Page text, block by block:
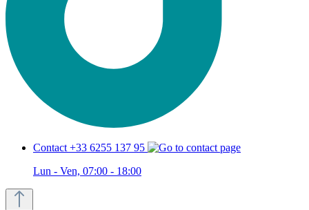
Contact +33 6255 137 95
Lun - Ven, 07:00 - 18:00